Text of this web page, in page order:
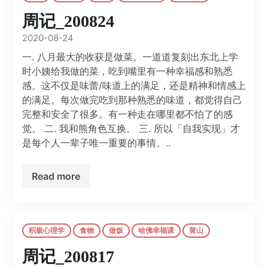
周记_200824
2020-08-24
一. 八月最大的收获是做菜。一道道复刻出东北上学
时小姨给我做的菜，吃到嘴里有一种幸福感和熟悉
感。这不仅是味蕾/味道上的满足，还是精神和情感上
的满足。每次做完吃到那种熟悉的味道，都觉得自己
完整和安全了很多。有一种走在哪里都不怕了的感
觉。 二. 我和熊角色互换。 三. 所以「自我实现」才
是每个人一辈子唯一重要的事情。..
Read more
积极心理学 食物 做饭 哈佛幸福课 黄山
周记_200817